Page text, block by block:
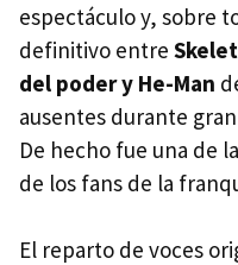
espectáculo y, sobre
definitivo entre
del poder y He-Man
ausentes durante
De hecho fue una de
de los fans de la
El reparto de voces